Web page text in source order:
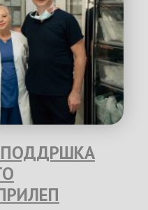
ПОДДРШКА